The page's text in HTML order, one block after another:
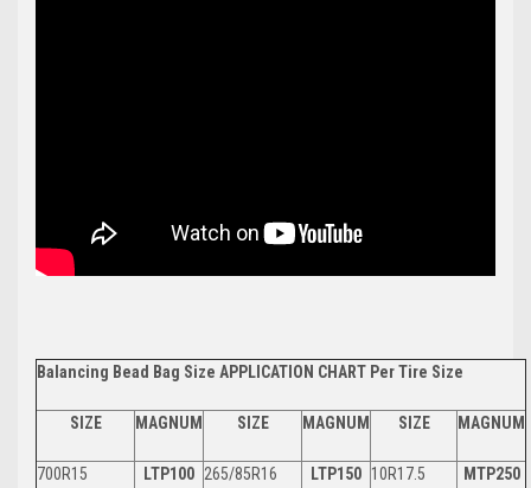
Balancing Bead Bag Size APPLICATION CHART Per Tire Size
SIZE MAGNUM SIZE MAGNUM SIZE MAGNUM
700R15 LTP100 265/85R16 LTP150 10R17.5 MTP250